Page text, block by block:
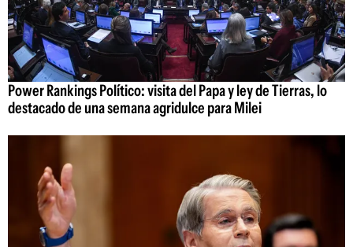
Power Rankings Político: visita del Papa y ley de Tierras, lo
destacado de una semana agridulce para Milei